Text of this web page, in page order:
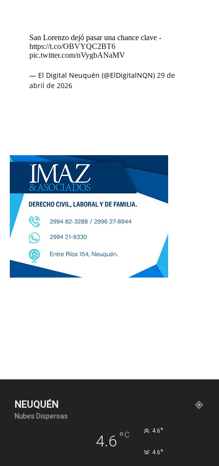
San Lorenzo dejó pasar una chance clave -
https://t.co/OBVYQC2BT6
pic.twitter.com/nVygbANaMV
— El Digital Neuquén (@ElDigitalNQN) 29 de
abril de 2026
NEUQUÉN
Nubes Dispersas
4.6 °C 4.6°
4.6°